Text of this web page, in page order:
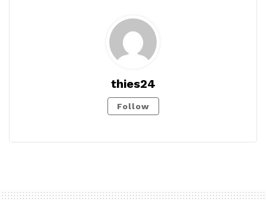
thies24
Follow